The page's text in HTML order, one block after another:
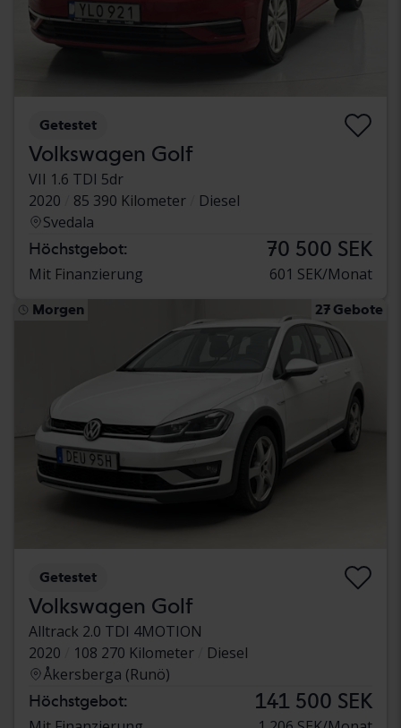
Getestet
Volkswagen Golf
VII 1.6 TDI 5dr
2020
85 390 Kilometer
Diesel
Svedala
Höchstgebot: 70 500 SEK
Mit Finanzierung 601 SEK/Monat
Morgen 27 Gebote
Getestet
Volkswagen Golf
Alltrack 2.0 TDI 4MOTION
2020
108 270 Kilometer
Diesel
Åkersberga (Runö)
Höchstgebot: 141 500 SEK